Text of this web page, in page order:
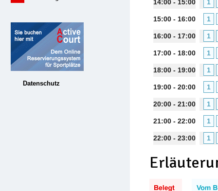
Datenschutz
14:00 - 15:00 1
15:00 - 16:00 1
16:00 - 17:00 1
17:00 - 18:00 1
18:00 - 19:00 1
19:00 - 20:00 1
20:00 - 21:00 1
21:00 - 22:00 1
22:00 - 23:00 1